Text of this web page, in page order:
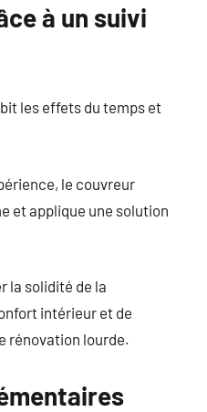
à un suivi
les effets du temps et
le couvreur
et applique une solution
la solidité de la
intérieur et de
rénovation lourde.